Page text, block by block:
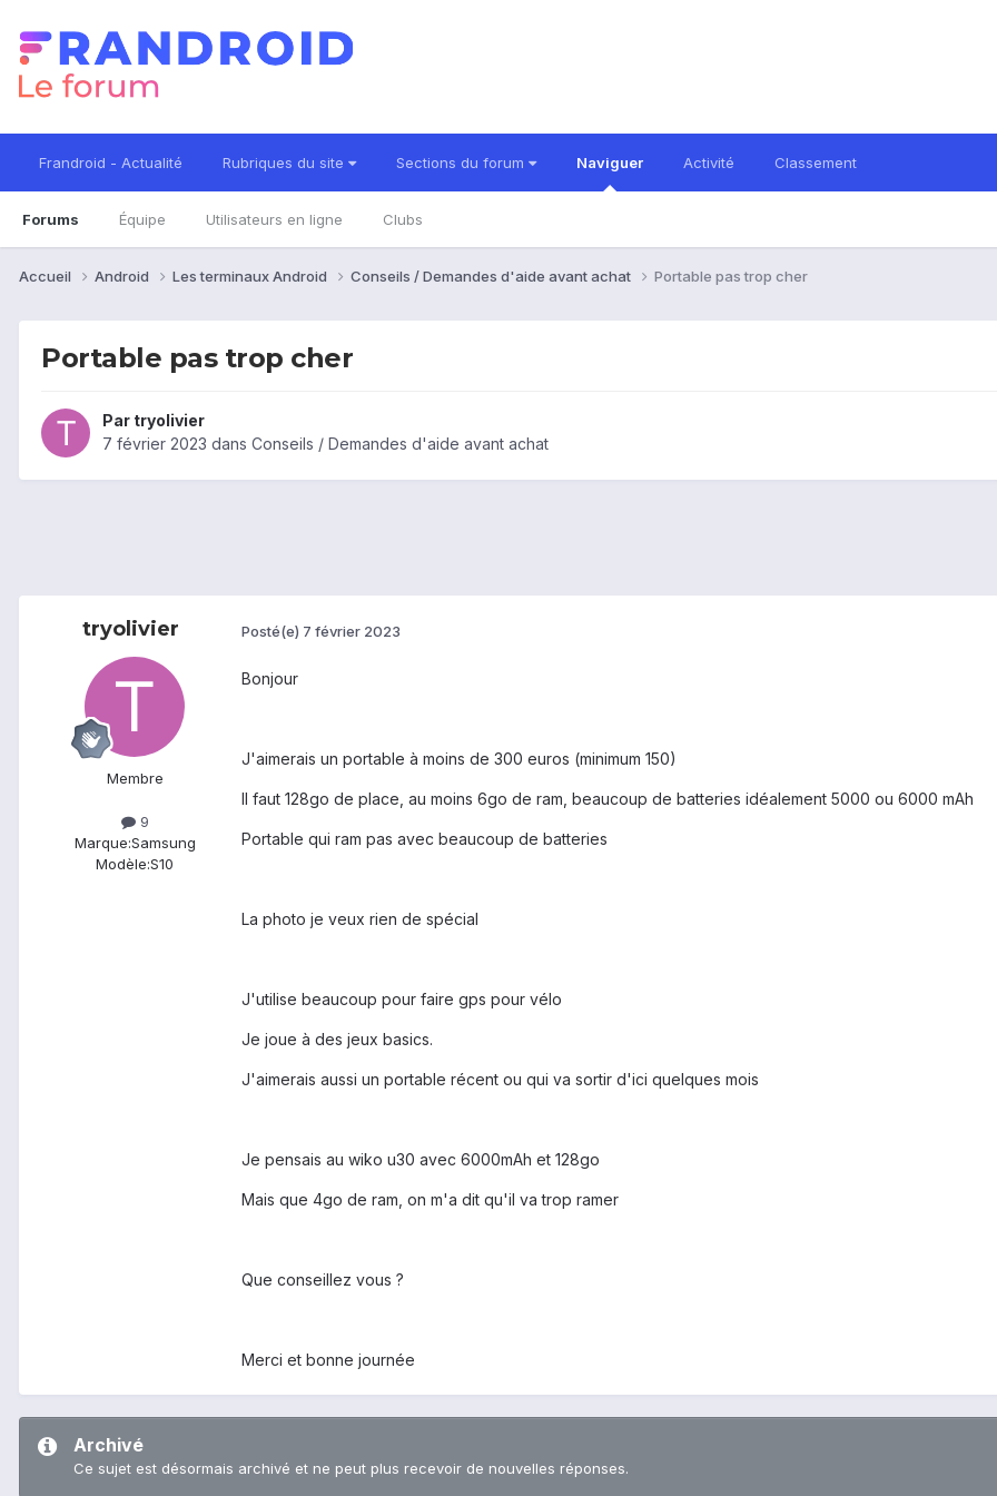
Frandroid - Actualité Rubriques du site Sections du forum Naviguer
Forums Équipe Utilisateurs en ligne Clubs
Activité Classement
Accueil Android Les terminaux Android Conseils / Demandes d'aide avant achat Portable pas trop cher
Portable pas trop cher
Par tryolivier
7 février 2023 dans Conseils / Demandes d'aide avant achat
tryolivier
Membre
9
Marque:Samsung
Modèle:S10
Posté(e) 7 février 2023
Bonjour
J'aimerais un portable à moins de 300 euros (minimum 150)
Il faut 128go de place, au moins 6go de ram, beaucoup de batteries idéalement 5000 ou 6000 mAh
Portable qui ram pas avec beaucoup de batteries
La photo je veux rien de spécial
J'utilise beaucoup pour faire gps pour vélo
Je joue à des jeux basics.
J'aimerais aussi un portable récent ou qui va sortir d'ici quelques mois
Je pensais au wiko u30 avec 6000mAh et 128go
Mais que 4go de ram, on m'a dit qu'il va trop ramer
Que conseillez vous ?
Merci et bonne journée
Archivé
Ce sujet est désormais archivé et ne peut plus recevoir de nouvelles réponses.